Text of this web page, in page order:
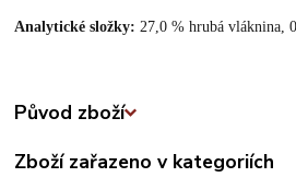
Analytické složky: 27,0 % hrubá vláknina,
Původ zboží
Zboží zařazeno v kategoriích